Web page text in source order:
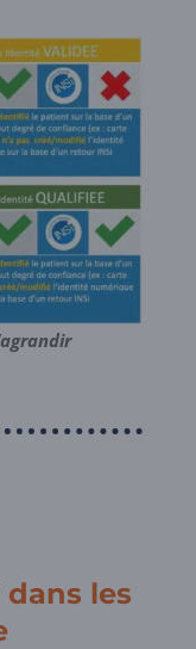
les